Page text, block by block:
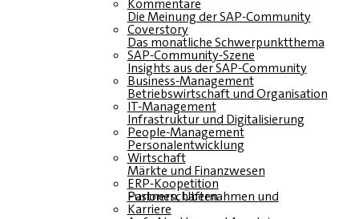
Kommentare
Die Meinung der SAP-Community
Coverstory
Das monatliche Schwerpunktthema
SAP-Community-Szene
Insights aus der SAP-Community
Business-Management
Betriebswirtschaft und Organisation
IT-Management
Infrastruktur und Digitalisierung
People-Management
Personalentwicklung
Wirtschaft
Märkte und Finanzwesen
ERP-Koopetition
Fusionen, Übernahmen und Partnerschaften
Karriere